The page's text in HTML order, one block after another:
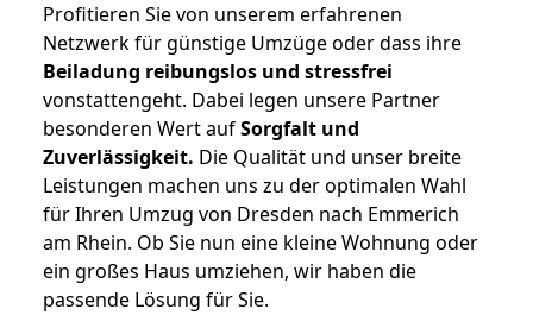
Profitieren Sie von unserem erfahrenen
Netzwerk für günstige Umzüge oder dass ihre
Beiladung reibungslos und stressfrei
vonstattengeht. Dabei legen unsere Partner
besonderen Wert aufSorgfalt und
Zuverlässigkeit. Die Qualität und unser breite
Leistungen machen uns zu der optimalen Wahl
für Ihren Umzug von Dresden nach Emmerich
am Rhein. Ob Sie nun eine kleine Wohnung oder
ein großes Haus umziehen, wir haben die
passende Lösung für Sie.